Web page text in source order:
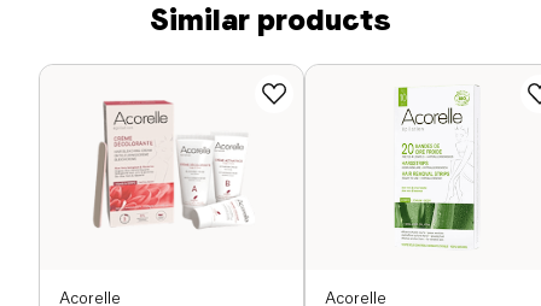
Similar products
Acorelle Acorelle